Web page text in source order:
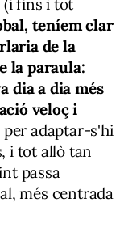
teníem clar
de la
la paraula:
dia a dia més
veloç i
per adaptar-s'hi
i tot allò tan
passa
més centrada